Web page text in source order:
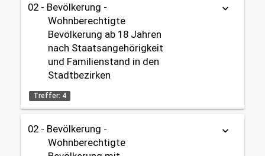
Gebietseinteilung:
Stadtbezirke
Zeitbezug:
2006 - 2025
Tabelle Karte
OpenData
Datenherkunft: Bürgeramt (Melderegister)
Themen:
02 - Bevölkerung
Gebietseinteilung:
Stadtbezirke
02 - Bevölkerung -
Wohnberechtigte
Bevölkerung ab 18 Jahren
nach Staatsangehörigkeit
und Familienstand in den
Stadtbezirken
Treffer: 4
keyboard_arrow_down
Tabelle Karte
OpenData
02 - Bevölkerung -
Wohnberechtigte
keyboard_arrow_down